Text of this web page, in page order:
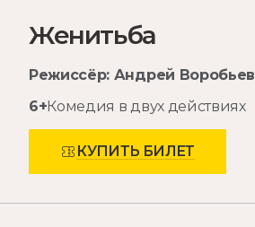
Женитьба
Режиссёр: Андрей Воробьев
6+Комедия в двух действиях
КУПИТЬ БИЛЕТ